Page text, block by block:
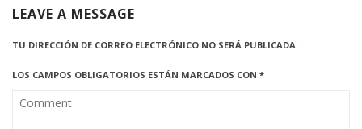
LEAVE A MESSAGE
TU DIRECCIÓN DE CORREO ELECTRÓNICO NO SERÁ PUBLICADA.
LOS CAMPOS OBLIGATORIOS ESTÁN MARCADOS CON *